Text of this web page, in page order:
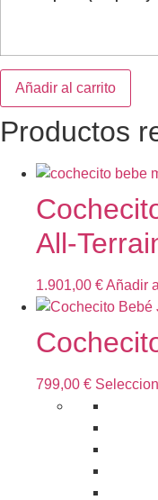
Cochecito
Bebé
Kikkaboo
Goya
Graphite
Añadir al carrito
Productos
All-
1.901,00 €Añadir
799,00 €